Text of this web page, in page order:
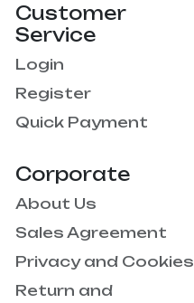
Corporate
About Us
Sales Agreement
Privacy and Cookies
Return and
Customer
Service
Login
Register
Quick Payment